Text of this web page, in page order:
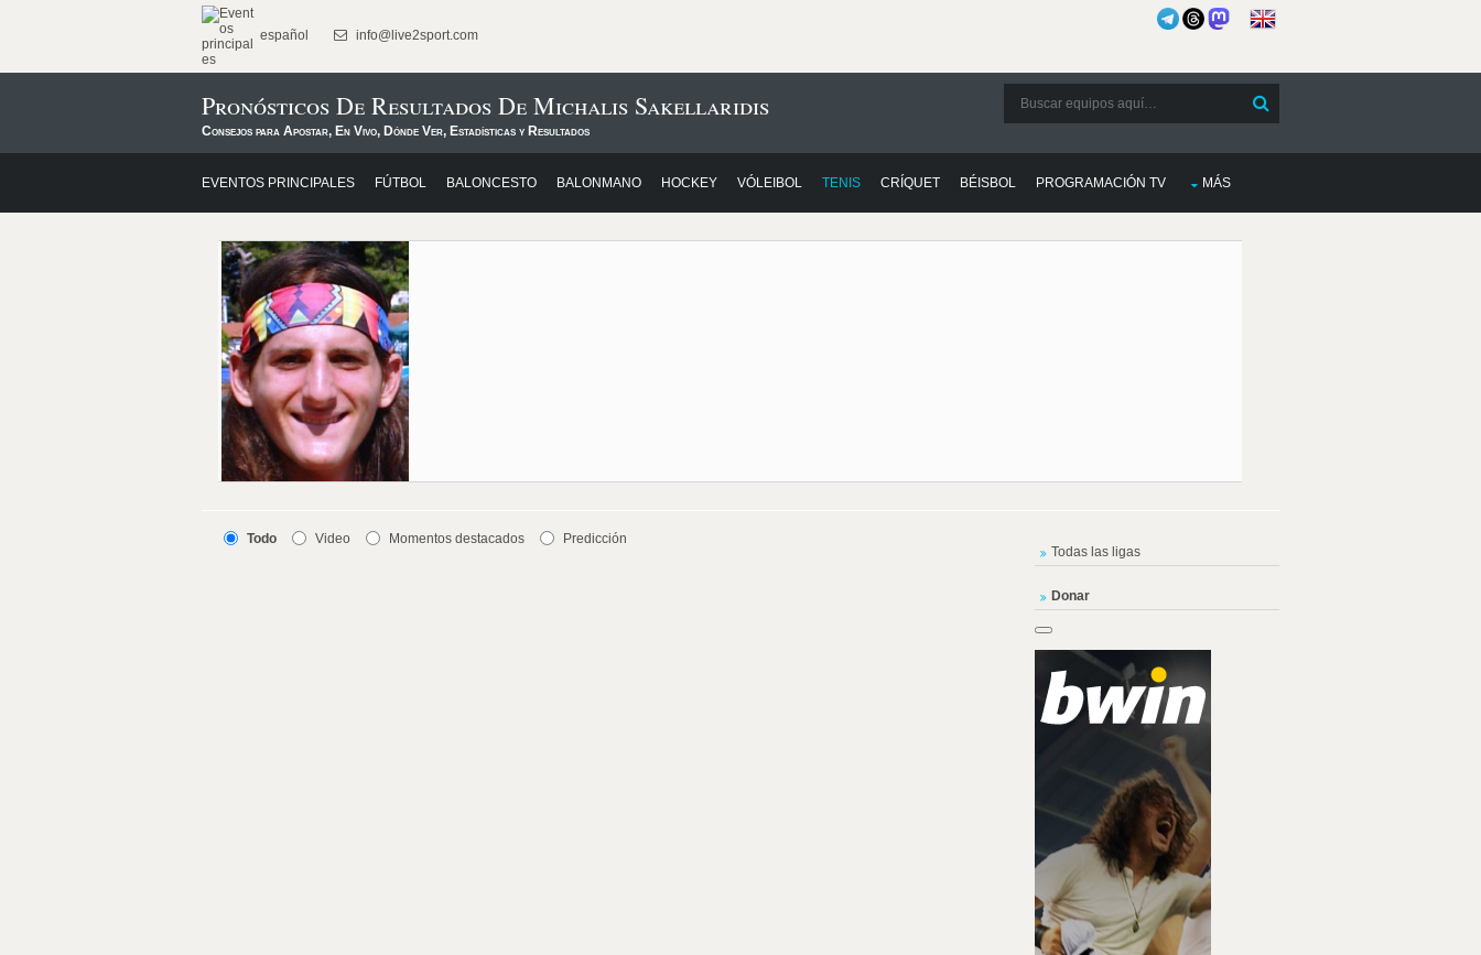
español info@live2sport.com
Pronósticos De Resultados De Michalis Sakellaridis
Consejos para Apostar, En Vivo, Dónde Ver, Estadísticas y Resultados
EVENTOS PRINCIPALES FÚTBOL BALONCESTO BALONMANO HOCKEY VÓLEIBOL TENIS CRÍQUET BÉISBOL PROGRAMACIÓN TV MÁS
Todo Video Momentos destacados Predicción
Todas las ligas
Donar